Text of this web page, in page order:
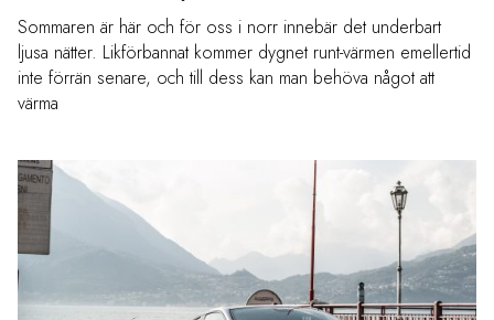
Sommaren är här och för oss i norr innebär det underbart
ljusa nätter. Likförbannat kommer dygnet runt-värmen emellertid
inte förrän senare, och till dess kan man behöva något att
värma